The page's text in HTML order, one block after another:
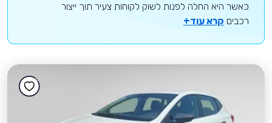
כאשר היא החלה לפנות לשוק לקוחות צעיר תוך ייצור
רכבים קרא עוד+